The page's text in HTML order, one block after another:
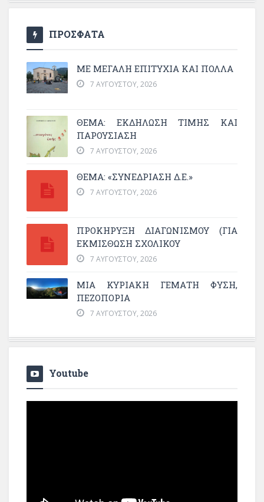
ΠΡΟΣΦΑΤΑ
ΜΕ ΜΕΓΆΛΗ ΕΠΙΤΥΧΊΑ ΚΑΙ ΠΟΛΛΆ
7 ΑΥΓΟΎΣΤΟΥ, 2026
ΘΈΜΑ: ΕΚΔΉΛΩΣΗ ΤΙΜΉΣ ΚΑΙ
ΠΑΡΟΥΣΊΑΣΗ
7 ΑΥΓΟΎΣΤΟΥ, 2026
ΘΕΜΑ: «ΣΥΝΕΔΡΊΑΣΗ Δ.Ε.»
7 ΑΥΓΟΎΣΤΟΥ, 2026
ΠΡΟΚΗΡΥΞΗ ΔΙΑΓΩΝΙΣΜΟΥ (ΓΙΑ
ΕΚΜΊΣΘΩΣΗ ΣΧΟΛΙΚΟΎ
7 ΑΥΓΟΎΣΤΟΥ, 2026
ΜΙΑ ΚΥΡΙΑΚΉ ΓΕΜΆΤΗ ΦΎΣΗ,
ΠΕΖΟΠΟΡΊΑ
7 ΑΥΓΟΎΣΤΟΥ, 2026
Youtube